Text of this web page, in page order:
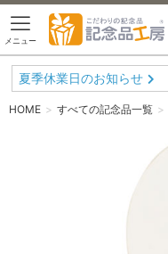
メニュー
夏季休業日のお知らせ
HOME すべての記念品一覧